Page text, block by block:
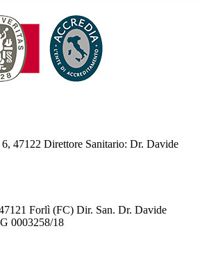
47122 Direttore Sanitario: Dr. Davide
Forlì (FC) Dir. San. Dr. Davide
0003258/18